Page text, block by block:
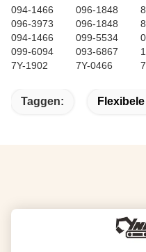
094-1466
096-1848
096-3973
096-1848
094-1466
099-5534
099-6094
093-6867
7Y-1902
7Y-0466
Taggen: